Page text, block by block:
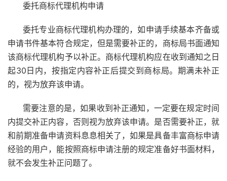
委托商标代理机构申请
委托专业商标代理机构办理的，如申请手续基本齐备或
申请书件基本符合规定，但是需要补正的，商标局书面通知
该商标代理机构予以补正。商标代理机构应在收到通知之日
起30日内，按指定内容补正后提交到商标局。期满未补正
的，视为放弃该申请。
需要注意的是，如果收到补正通知，一定要在规定时间
内提交补正内容，否则视为放弃该申请。是否需要补正，就
和前期准备申请资料息息相关了，如果是具备丰富商标申请
经验的用户，能按照商标申请注册的规定准备好书面材料，
就不会发生补正问题了。